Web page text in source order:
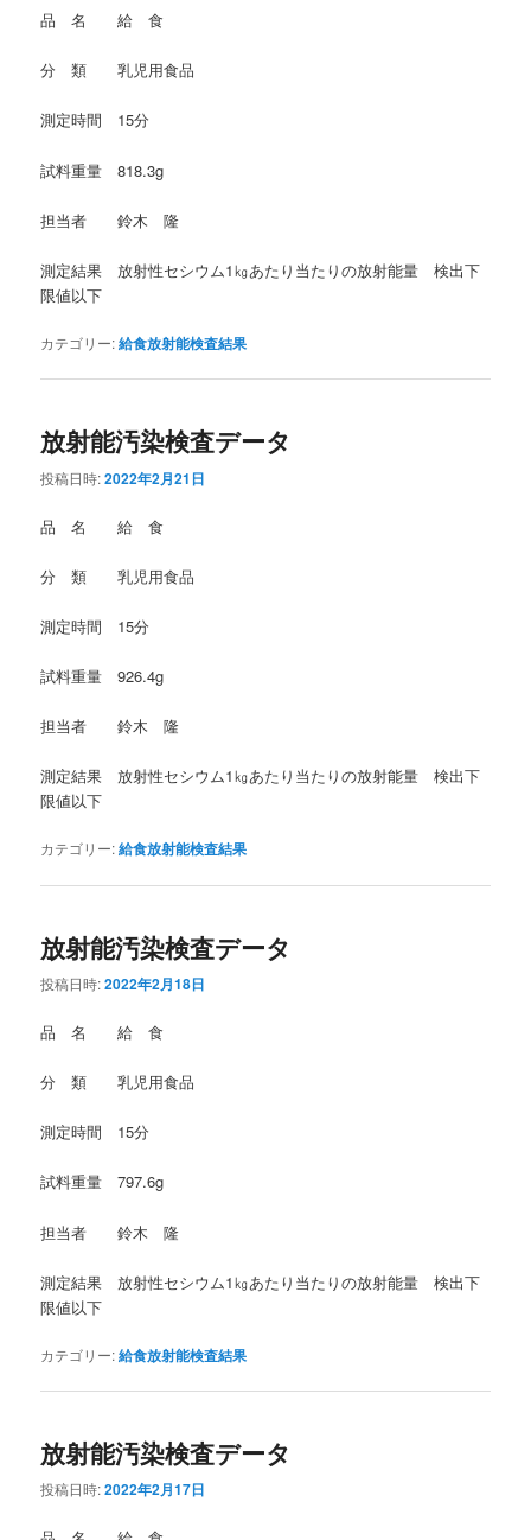
品 名 給 食
分 類 乳児用食品
測定時間 15分
試料重量 818.3g
担当者 鈴木 隆
測定結果 放射性セシウム1㎏あたり当たりの放射能量 検出下
限値以下
カテゴリー:給食放射能検査結果
放射能汚染検査データ
投稿日時:2022年2月21日
品 名 給 食
分 類 乳児用食品
測定時間 15分
試料重量 926.4g
担当者 鈴木 隆
測定結果 放射性セシウム1㎏あたり当たりの放射能量 検出下
限値以下
カテゴリー:給食放射能検査結果
放射能汚染検査データ
投稿日時:2022年2月18日
品 名 給 食
分 類 乳児用食品
測定時間 15分
試料重量 797.6g
担当者 鈴木 隆
測定結果 放射性セシウム1㎏あたり当たりの放射能量 検出下
限値以下
カテゴリー:給食放射能検査結果
放射能汚染検査データ
投稿日時:2022年2月17日